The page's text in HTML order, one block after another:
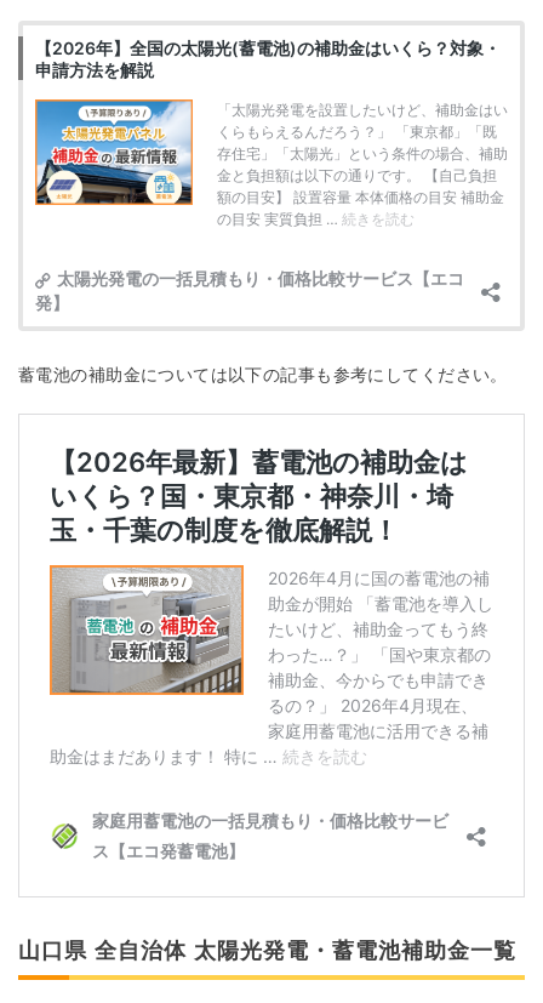
蓄電池の補助金については以下の記事も参考にしてください。
山口県 全自治体 太陽光発電・蓄電池補助金一覧